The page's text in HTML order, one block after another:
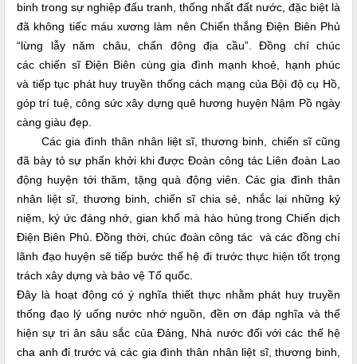
binh trong sự nghiệp đấu tranh, thống nhất đất nước, đặc biệt là
đã không tiếc máu xương làm nên Chiến thắng Điện Biên Phủ
“lừng lẫy năm châu, chấn động địa cầu”. Đồng chí chúc
các chiến sĩ Điện Biên cùng gia đình mạnh khoẻ, hạnh phúc
và tiếp tục phát huy truyền thống cách mạng của Bội độ cụ Hồ,
góp trí tuệ, công sức xây dựng quê hương huyện Nậm Pồ ngày
càng giàu đẹp.
Các gia đình thân nhân liệt sĩ, thương binh, chiến sĩ cũng
đã bày tỏ sự phấn khởi khi được Đoàn công tác Liên đoàn Lao
động huyện tới thăm, tặng quà động viên. Các gia đình thân
nhân liệt sĩ, thương binh, chiến sĩ chia sẻ, nhắc lại những kỷ
niệm, ký ức đáng nhớ, gian khổ mà hào hùng trong Chiến dịch
Điện Biên Phủ. Đồng thời, chúc đoàn công tác và các đồng chí
lãnh đạo huyện sẽ tiếp bước thế hệ đi trước thực hiện tốt trọng
trách xây dựng và bảo vệ Tổ quốc.
Đây là hoạt động có ý nghĩa thiết thực nhằm phát huy truyền
thống đạo lý uống nước nhớ nguồn, đền ơn đáp nghĩa và thể
hiện sự tri ân sâu sắc của Đảng, Nhà nước đối với các thế hệ
cha anh đi trước và các gia đình thân nhân liệt sĩ, thương binh,